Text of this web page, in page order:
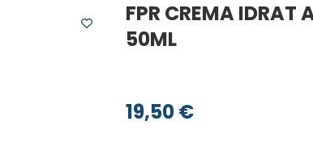
FPR CREMA IDRAT
50ML
19,50€